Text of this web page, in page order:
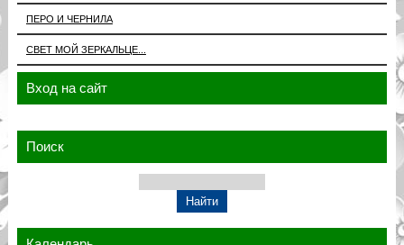
ПЕРО И ЧЕРНИЛА
СВЕТ МОЙ ЗЕРКАЛЬЦЕ...
Вход на сайт
Поиск